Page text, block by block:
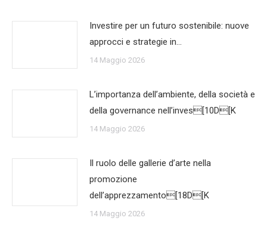
Investire per un futuro sostenibile: nuove
approcci e strategie in…
14 Maggio 2026
L’importanza dell’ambiente, della società e
della governance nell’inves[10D[K
14 Maggio 2026
Il ruolo delle gallerie d’arte nella
promozione
dell’apprezzamento[18D[K
14 Maggio 2026